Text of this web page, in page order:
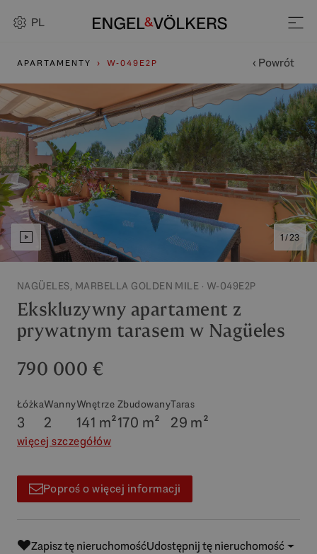
PL
APARTAMENTY W-049E2P ‹ Powrót
1 / 23
NAGÜELES, MARBELLA GOLDEN MILE · W-049E2P
Ekskluzywny apartament z
prywatnym tarasem w Nagüeles
790 000 €
Łóżka
3
Wanny
2
Wnętrze
141 m²
Zbudowany
170 m²
Taras
29 m²
więcej szczegółów
Poproś o więcej informacji
Zapisz tę nieruchomośćUdostępnij tę nieruchomość